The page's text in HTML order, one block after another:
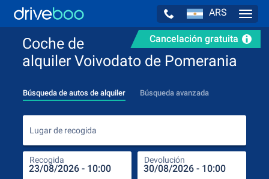
ARS
Cancelación gratuita
Coche de
alquiler Voivodato de Pomerania
Búsqueda de autos de alquiler Búsqueda avanzada
Lugar de recogida
Recogida Devolución